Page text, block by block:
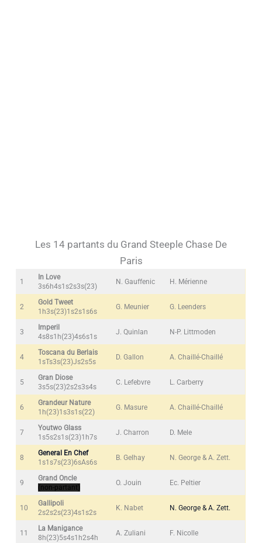
Les 14 partants du Grand Steeple Chase De
Paris
1
In Love
3s6h4s1s2s3s(23)
N. Gauffenic H. Mérienne
2
Gold Tweet
1h3s(23)1s2s1s6s
G. Meunier G. Leenders
3
Imperil
4s8s1h(23)4s6s1s
J. Quinlan N-P. Littmoden
4
Toscana du Berlais
1sTs3s(23)Js2s5s
D. Gallon A. Chaillé-Chaillé
5
Gran Diose
3s5s(23)2s2s3s4s
C. Lefebvre L. Carberry
6
Grandeur Nature
1h(23)1s3s1s(22)
G. Masure A. Chaillé-Chaillé
7
Youtwo Glass
1s5s2s1s(23)1h7s
J. Charron D. Mele
8
General En Chef
1s1s7s(23)6sAs6s
B. Gelhay N. George & A. Zett.
9
Grand Oncle
(non-partant)
O. Jouin Ec. Peltier
10
Gallipoli
2s2s2s(23)4s1s2s
K. Nabet N. George & A. Zett.
11
La Manigance
8h(23)5s4s1h2s4h
A. Zuliani F. Nicolle